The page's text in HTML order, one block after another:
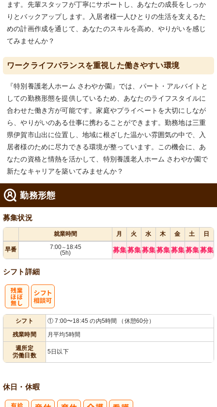
ます。先輩スタッフが丁寧にサポートし、あなたの成長をしっか
りとバックアップします。入居者様一人ひとりの生活を支えるた
めの計画作成を通じて、あなたのスキルを高め、やりがいを感じ
てみませんか？
ワークライフバランスを重視した働きやすい環境
『特別養護老人ホーム さわやか園』では、パート・アルバイトと
しての勤務形態を提供しているため、あなたのライフスタイルに
合わせた働き方が可能です。家庭やプライベートを大切にしなが
ら、やりがいのある仕事に携わることができます。勤務地は三重
県伊賀市山出に位置し、地域に根ざした温かい雰囲気の中で、入
居者様のために尽力できる環境が整っています。この機会に、あ
なたの資格と情熱を活かして、特別養護老人ホーム さわやか園で
新たなキャリアを築いてみませんか？
勤務形態
募集状況
就業時間 月 火 水 木 金 土 日
早番 7:00～ 18:45
(5h)
募集募集募集募集募集募集募集
シフト詳細
シフト
① 7:00〜18:45 の内5時間 （休憩60分）
残業時間
月平均5時間
週所定
労働日数
5日以下
休日・休暇